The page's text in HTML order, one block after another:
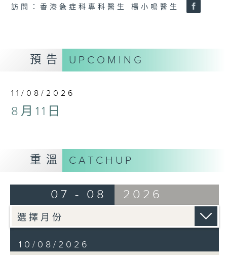
訪問：香港急症科專科醫生 楊小鳴醫生
預告 UPCOMING
11/08/2026
8月11日
重溫 CATCHUP
07 - 08 2026
10/08/2026